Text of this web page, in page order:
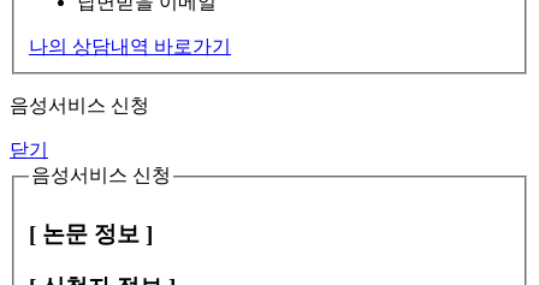
나의 상담내역 바로가기
음성서비스 신청
닫기
음성서비스 신청
[ 논문 정보 ]